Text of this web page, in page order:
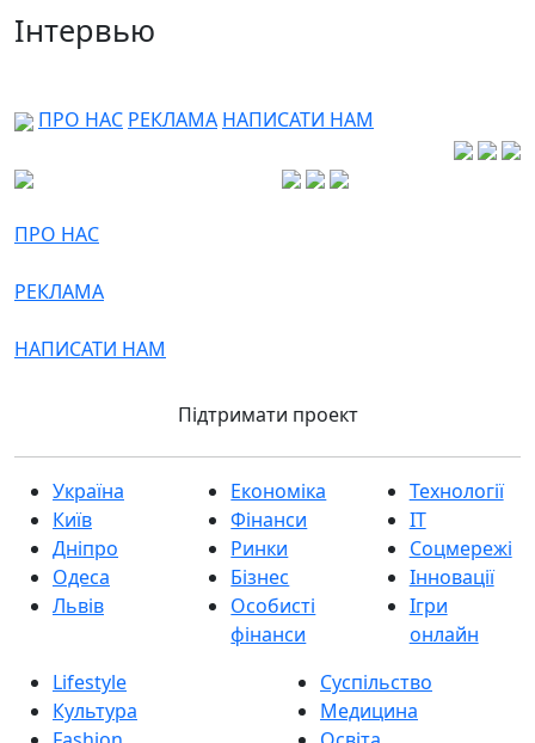
Інтервью
ПРО НАС РЕКЛАМА НАПИСАТИ НАМ
ПРО НАС
РЕКЛАМА
НАПИСАТИ НАМ
Підтримати проект
Україна
Київ
Дніпро
Одеса
Львів
Економіка
Фінанси
Ринки
Бізнес
Особисті
фінанси
Технології
IT
Соцмережі
Інновації
Ігри
онлайн
Lifestyle
Культура
Суспільство
Медицина